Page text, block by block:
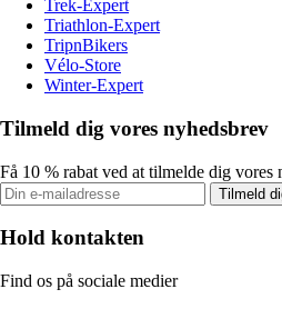
Trek-Expert
Triathlon-Expert
TripnBikers
Vélo-Store
Winter-Expert
Tilmeld dig vores nyhedsbrev
Få 10 % rabat ved at tilmelde dig vores
Tilmeld
Hold kontakten
Find os på sociale medier